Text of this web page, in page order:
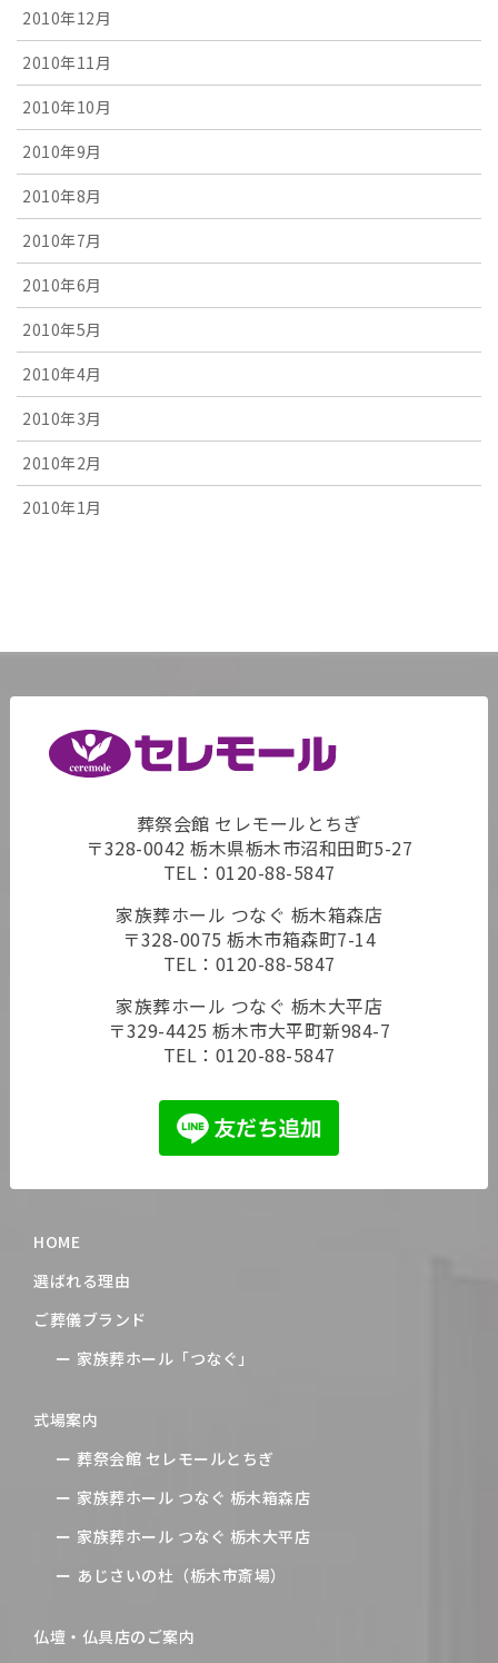
2010年12月
2010年11月
2010年10月
2010年9月
2010年8月
2010年7月
2010年6月
2010年5月
2010年4月
2010年3月
2010年2月
2010年1月
葬祭会館 セレモールとちぎ
〒328-0042 栃木県栃木市沼和田町5-27
TEL： 0120-88-5847
家族葬ホール つなぐ 栃木箱森店
〒328-0075 栃木市箱森町7-14
TEL： 0120-88-5847
家族葬ホール つなぐ 栃木大平店
〒329-4425 栃木市大平町新984-7
TEL： 0120-88-5847
HOME
選ばれる理由
ご葬儀ブランド
家族葬ホール「つなぐ」
式場案内
葬祭会館 セレモールとちぎ
家族葬ホール つなぐ 栃木箱森店
家族葬ホール つなぐ 栃木大平店
あじさいの杜（栃木市斎場）
仏壇・仏具店のご案内